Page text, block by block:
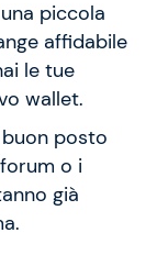
piccola
affidabile
le tue
wallet.
buon posto
o i
già